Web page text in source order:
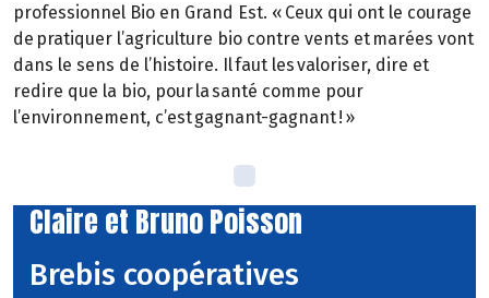
professionnel Bio en Grand Est. « Ceux qui ont le courage
de pratiquer l’agriculture bio contre vents et marées vont
dans le sens de l’histoire. Il faut les valoriser, dire et
redire que la bio, pour la santé comme pour
l’environnement, c’est gagnant-gagnant ! »
Claire et Bruno Poisson
Brebis coopératives